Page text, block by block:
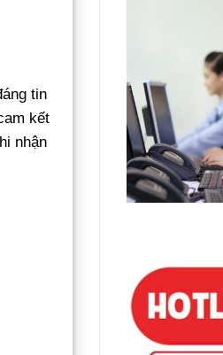
tin
kết
nhận